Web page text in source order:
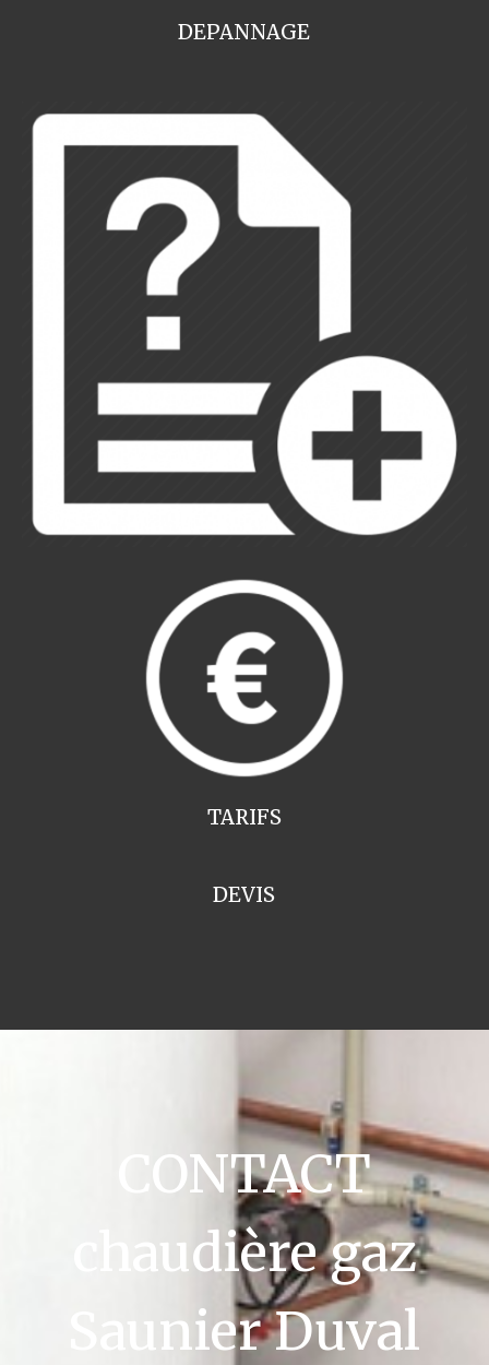
DEPANNAGE
TARIFS
DEVIS
CONTACT
chaudière gaz
Saunier Duval